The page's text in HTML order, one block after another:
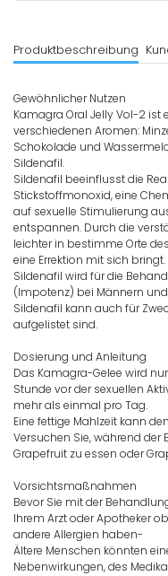
Produktbeschreibung
Gewöhnlicher Nutzen
Kamagra Oral Jelly Vol-2 ist
verschiedenen Aromen:
Schokolade und
Sildenafil.
Sildenafil beeinflusst die
Stickstoffmonoxid, eine
auf sexuelle Stimulierung
entspannen. Durch die
leichter in bestimme Orte
eine Errektion mit sich bringt.
Sildenafil wird für die
(Impotenz) bei Männern
Sildenafil kann auch für
aufgelistet sind.
Dosierung und Anleitung
Das Kamagra-Gelee wird
Stunde vor der sexuellen
mehr als einmal pro Tag.
Eine fettige Mahlzeit kann
Versuchen Sie, während
Grapefruit zu essen oder
Vorsichtsmaßnahmen
Bevor Sie mit der
Ihrem Arzt oder Apotheker
andere Allergien haben-
Ältere Menschen könnten
Nebenwirkungen, des